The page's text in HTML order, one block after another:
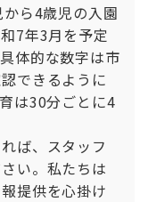
ら4歳児の入園
7年3月を予定
体的な数字は市
できるように
は30分ごとに4
ば、スタッフ
い。私たちは
提供を心掛け